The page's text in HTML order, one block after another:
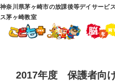
神奈川県茅ヶ崎市の放課後等デイサー
ス茅ヶ崎教室
2017年度 保護者向